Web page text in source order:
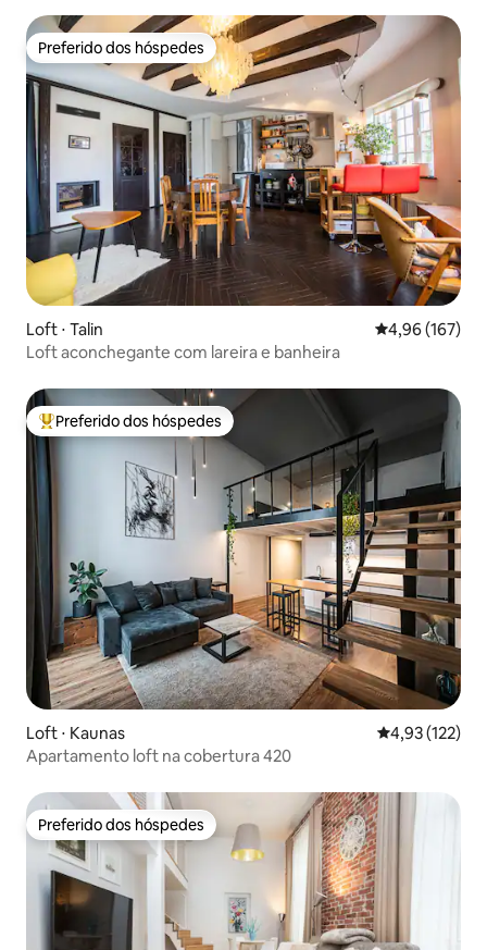
Preferido dos hóspedes
Preferido dos hóspedes
Loft ⋅ Talin 4,96 de uma
4,96 (167)
Loft aconchegante com lareira e banheira
Entre os melhores preferidos dos hóspedes
Preferido dos hóspedes
Loft ⋅ Kaunas 4,93 de uma
4,93 (122)
Apartamento loft na cobertura 420
Preferido dos hóspedes
Preferido dos hóspedes